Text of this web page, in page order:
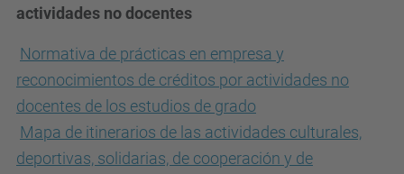
actividades no docentes
Normativa de prácticas en empresa y
reconocimientos de créditos por actividades no
docentes de los estudios de grado
Mapa de itinerarios de las actividades culturales,
deportivas, solidarias, de cooperación y de